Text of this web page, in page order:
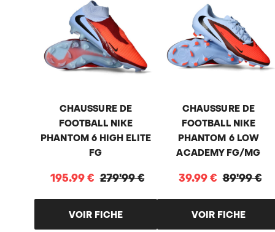
CHAUSSURE DE
FOOTBALL NIKE
PHANTOM 6 HIGH ELITE
FG
195.99€ 279'99€
VOIR FICHE
CHAUSSURE DE
FOOTBALL NIKE
PHANTOM 6 LOW
ACADEMY FG/MG
39.99€ 89'99€
VOIR FICHE